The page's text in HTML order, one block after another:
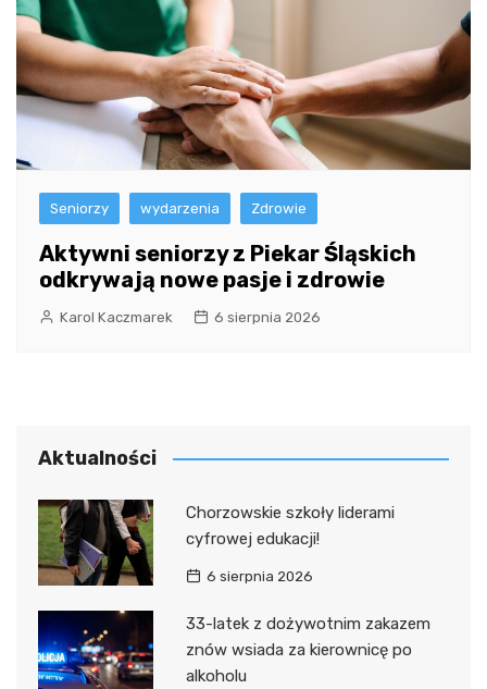
Seniorzy wydarzenia Zdrowie
Aktywni seniorzy z Piekar Śląskich
odkrywają nowe pasje i zdrowie
Karol Kaczmarek 6 sierpnia 2026
Aktualności
Chorzowskie szkoły liderami
cyfrowej edukacji!
6 sierpnia 2026
33-latek z dożywotnim zakazem
znów wsiada za kierownicę po
alkoholu